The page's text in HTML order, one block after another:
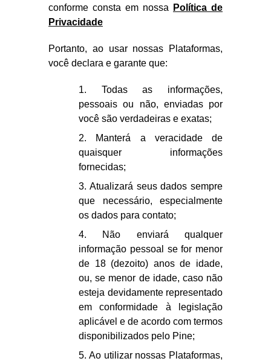
conforme consta em nossa
Política de
Privacidade
Portanto, ao usar nossas Plataformas,
você declara e garante que:
1. Todas as informações,
pessoais ou não, enviadas por
você são verdadeiras e exatas;
2. Manterá a veracidade de
quaisquer informações
fornecidas;
3. Atualizará seus dados sempre
que necessário, especialmente
os dados para contato;
4. Não enviará qualquer
informação pessoal se for menor
de 18 (dezoito) anos de idade,
ou, se menor de idade, caso não
esteja devidamente representado
em conformidade à legislação
aplicável e de acordo com termos
disponibilizados pelo Pine;
5. Ao utilizar nossas Plataformas,